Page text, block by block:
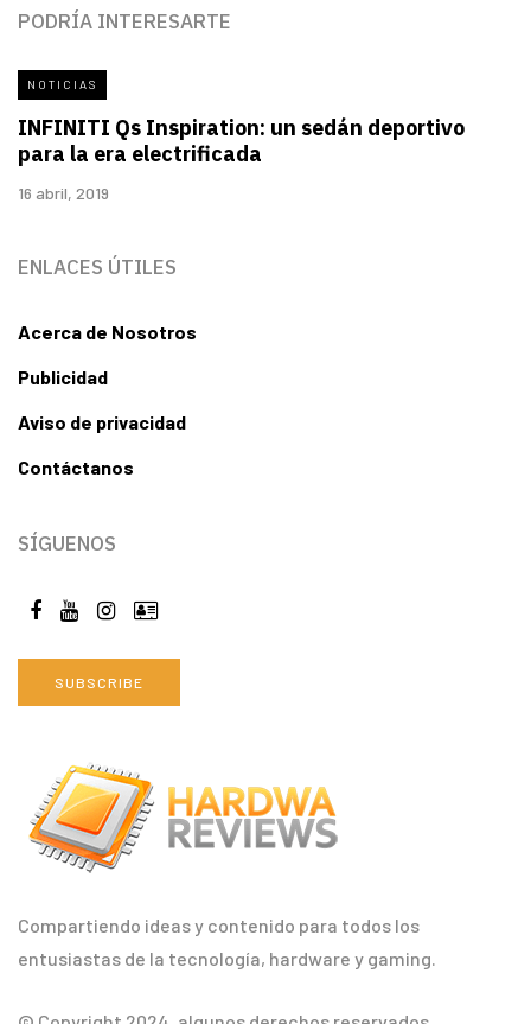
Compartiendo ideas y contenido para todos los
entusiastas de la tecnología, hardware y gaming.
PODRÍA INTERESARTE
NOTICIAS
INFINITI Qs Inspiration: un sedán deportivo
para la era electrificada
16 abril, 2019
ENLACES ÚTILES
Acerca de Nosotros
Publicidad
Aviso de privacidad
Contáctanos
SÍGUENOS
SUBSCRIBE